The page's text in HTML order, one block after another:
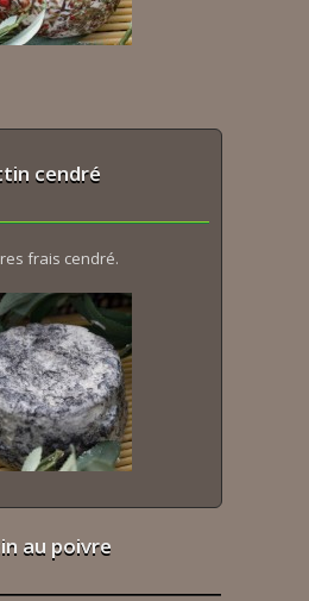
cendré
frais cendré.
au poivre